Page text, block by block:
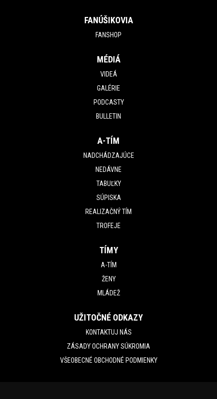
FANÚŠIKOVIA
FANSHOP
MÉDIÁ
VIDEÁ
GALÉRIE
PODCASTY
BULLETIN
A-TÍM
NADCHÁDZAJÚCE
NEDÁVNE
TABUĽKY
SÚPISKA
REALIZAČNÝ TÍM
TROFEJE
TÍMY
A-TÍM
ŽENY
MLÁDEŽ
UŽITOČNÉ ODKAZY
KONTAKTUJ NÁS
ZÁSADY OCHRANY SÚKROMIA
VŠEOBECNÉ OBCHODNÉ PODMIENKY